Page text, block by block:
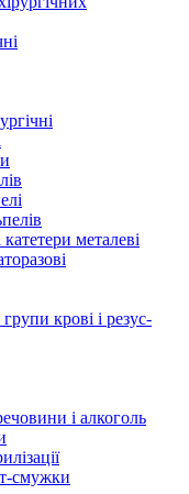
металеві
крові і резус-
і алкоголь
смужки